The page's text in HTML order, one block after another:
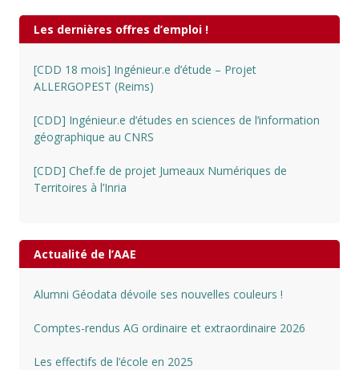
Les dernières offres d’emploi !
[CDD 18 mois] Ingénieur.e d’étude – Projet
ALLERGOPEST (Reims)
[CDD] Ingénieur.e d’études en sciences de l’information
géographique au CNRS
[CDD] Chef.fe de projet Jumeaux Numériques de
Territoires à l’Inria
Actualité de l’AAE
Alumni Géodata dévoile ses nouvelles couleurs !
Comptes-rendus AG ordinaire et extraordinaire 2026
Les effectifs de l’école en 2025